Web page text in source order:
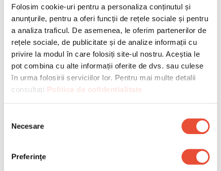
Folosim cookie-uri pentru a personaliza conținutul și
anunțurile, pentru a oferi funcții de rețele sociale și pentru
a analiza traficul. De asemenea, le oferim partenerilor de
rețele sociale, de publicitate și de analize informații cu
privire la modul în care folosiți site-ul nostru. Aceștia le
pot combina cu alte informații oferite de dvs. sau culese
în urma folosirii serviciilor lor. Pentru mai multe detalii
consultați Politica de cofidentialitate
consimțământului
Necesare
Preferinţe
Siguranta si responsabilitatea legala sunt aspecte
esentiale cand planificati omutare birou. Asigurarile
corecte acopera eventualele daune aduse
mobilierului, echipamentelor sau spatiului in timpul
relocarii. Acreditarile si certificarile indica faptul ca
firma respecta standardele nationale si
internationale de siguranta si manipulare. De
respecta procedurile de securitate si protectie a
incidente costisitoare si va asigurati ca partenerul
ales trateaza cu seriozitate toate aspectele unei